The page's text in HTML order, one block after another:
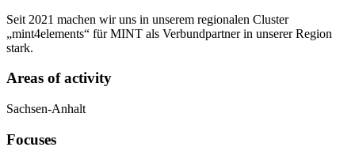
Seit 2021 machen wir uns in unserem regionalen Cluster
„mint4elements“ für MINT als Verbundpartner in unserer Region
stark.
Areas of activity
Sachsen-Anhalt
Focuses